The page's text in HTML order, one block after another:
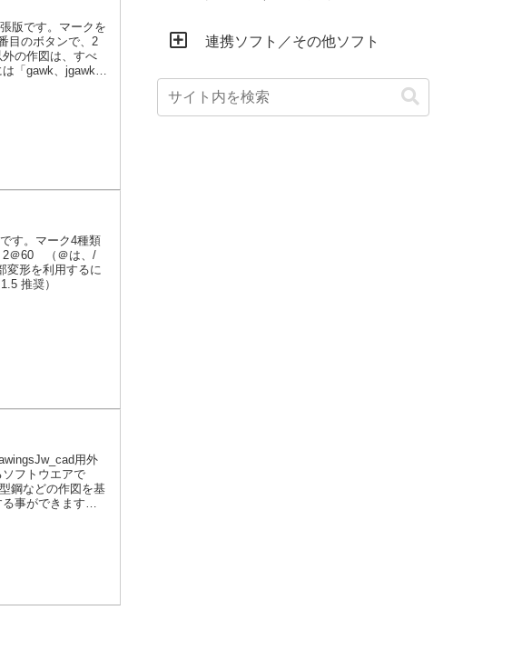
版です。マークを
目のボタンで、2
の作図は、すべ
「gawk、jgawk」
す。マーク4種類
2＠60 （＠は、/
変形を利用するに
推奨）
用外
フトウエアで
鋼などの作図を基
事ができます。
連携ソフト／その他ソフト